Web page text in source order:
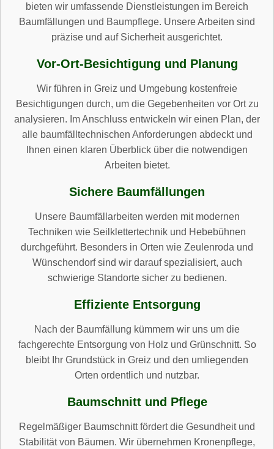
bieten wir umfassende Dienstleistungen im Bereich
Baumfällungen und Baumpflege. Unsere Arbeiten sind
präzise und auf Sicherheit ausgerichtet.
Vor-Ort-Besichtigung und Planung
Wir führen in Greiz und Umgebung kostenfreie
Besichtigungen durch, um die Gegebenheiten vor Ort zu
analysieren. Im Anschluss entwickeln wir einen Plan, der
alle baumfälltechnischen Anforderungen abdeckt und
Ihnen einen klaren Überblick über die notwendigen
Arbeiten bietet.
Sichere Baumfällungen
Unsere Baumfällarbeiten werden mit modernen
Techniken wie Seilklettertechnik und Hebebühnen
durchgeführt. Besonders in Orten wie Zeulenroda und
Wünschendorf sind wir darauf spezialisiert, auch
schwierige Standorte sicher zu bedienen.
Effiziente Entsorgung
Nach der Baumfällung kümmern wir uns um die
fachgerechte Entsorgung von Holz und Grünschnitt. So
bleibt Ihr Grundstück in Greiz und den umliegenden
Orten ordentlich und nutzbar.
Baumschnitt und Pflege
Regelmäßiger Baumschnitt fördert die Gesundheit und
Stabilität von Bäumen. Wir übernehmen Kronenpflege,